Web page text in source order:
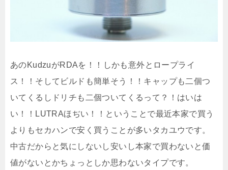
あのKudzuがRDAを！！しかも意外とロープライ
ス！！そしてビルドも簡単そう！！キャップも二個つ
いてくるしドリチも二個ついてくるって？！はいは
い！！LUTRAほぢい！！ということで最近本家で買う
よりもセカハンで安く買うことが多いタカユウです。
中古だからと気にしないし安いし本家で買わないと価
値がないとかちょっとしか思わないタイプです。